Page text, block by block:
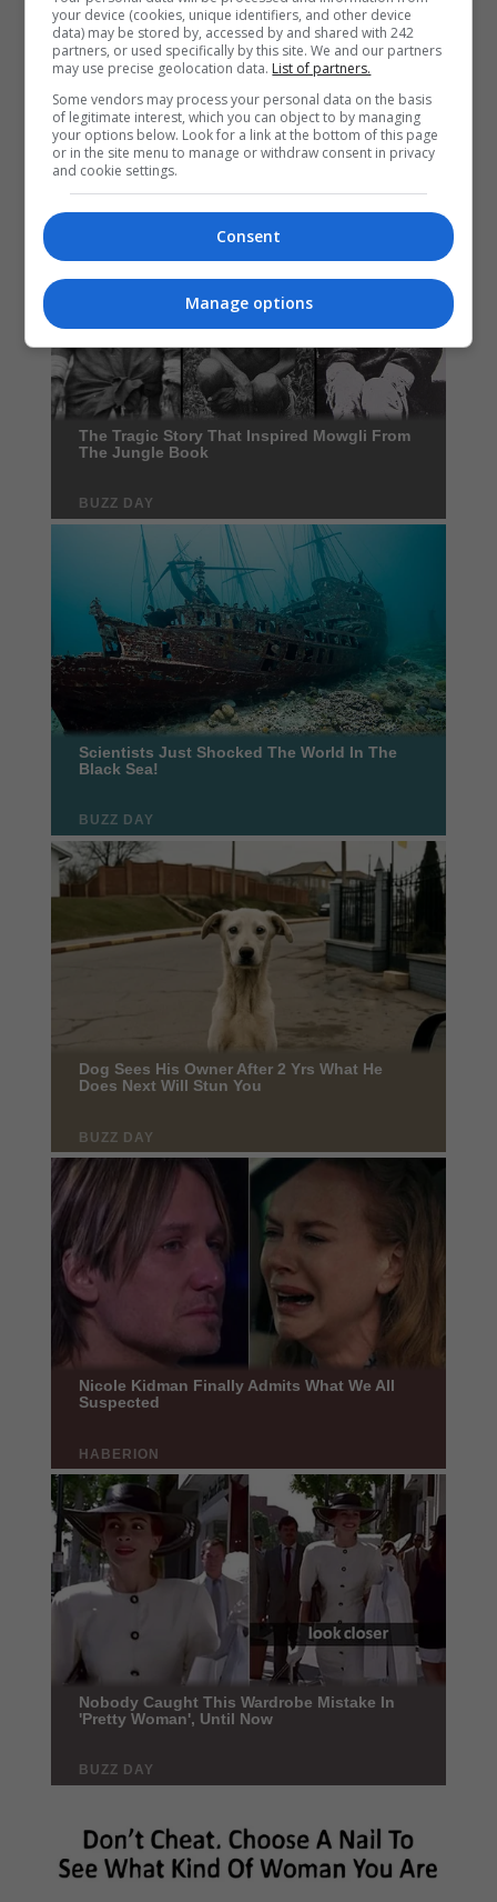
your device (cookies, unique identifiers, and other device
data) may be stored by, accessed by and shared with 242
partners, or used specifically by this site. We and our partners
may use precise geolocation data. List of partners.
Some vendors may process your personal data on the basis
of legitimate interest, which you can object to by managing
your options below. Look for a link at the bottom of this page
or in the site menu to manage or withdraw consent in privacy
and cookie settings.
Consent
Manage options